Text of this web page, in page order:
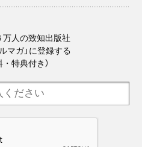
万人の致知出版社
マガ」に登録する
・特典付き）